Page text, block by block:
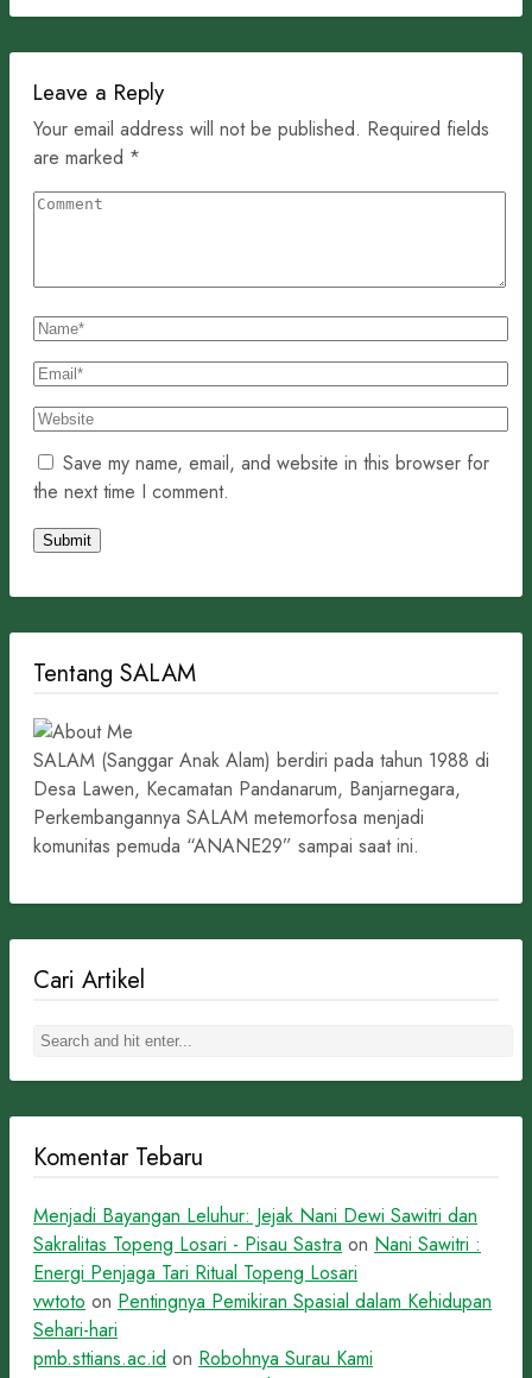
Leave a Reply
Your email address will not be published. Required fields
are marked *
Save my name, email, and website in this browser for
the next time I comment.
Tentang SALAM
SALAM (Sanggar Anak Alam) berdiri pada tahun 1988 di
Desa Lawen, Kecamatan Pandanarum, Banjarnegara,
Perkembangannya SALAM metemorfosa menjadi
komunitas pemuda “ANANE29” sampai saat ini.
Cari Artikel
Komentar Tebaru
Menjadi Bayangan Leluhur: Jejak Nani Dewi Sawitri dan
Sakralitas Topeng Losari - Pisau Sastra on Nani Sawitri :
Energi Penjaga Tari Ritual Topeng Losari
vwtoto on Pentingnya Pemikiran Spasial dalam Kehidupan
Sehari-hari
pmb.sttians.ac.id on Robohnya Surau Kami